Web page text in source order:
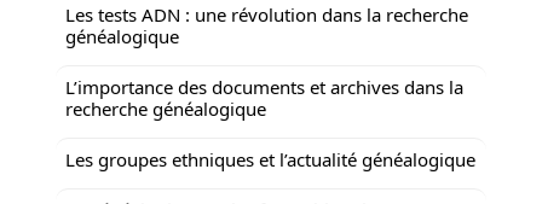
Les tests ADN : une révolution dans la recherche
généalogique
L’importance des documents et archives dans la
recherche généalogique
Les groupes ethniques et l’actualité généalogique